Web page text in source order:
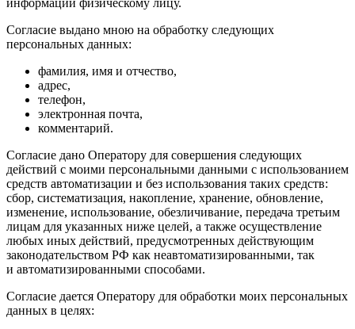
Согласие выдано мною на обработку следующих
персональных данных:
фамилия, имя и отчество,
адрес,
телефон,
электронная почта,
комментарий.
Согласие дано Оператору для совершения следующих
действий с моими персональными данными с использованием
средств автоматизации и без использования таких средств:
сбор, систематизация, накопление, хранение, обновление,
изменение, использование, обезличивание, передача третьим
лицам для указанных ниже целей, а также осуществление
любых иных действий, предусмотренных действующим
законодательством РФ как неавтоматизированными, так
и автоматизированными способами.
Согласие дается Оператору для обработки моих персональных
данных в целях: